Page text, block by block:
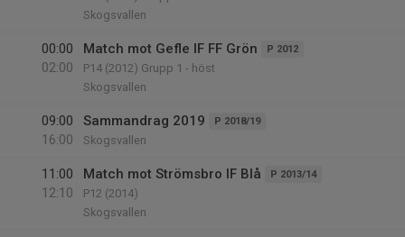
Skogsvallen
00:00
02:00
Match mot Gefle IF FF Grön P 2012
P14 (2012) Grupp 1 - höst
Skogsvallen
09:00
16:00
Sammandrag 2019 P 2018/19
Skogsvallen
11:00
12:10
Match mot Strömsbro IF Blå P 2013/14
P12 (2014)
Skogsvallen